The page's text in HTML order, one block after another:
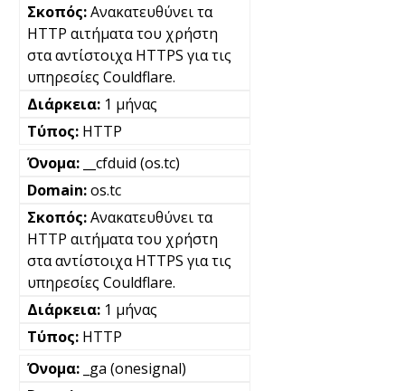
Ανακατευθύνει τα
HTTP αιτήματα του χρήστη
στα αντίστοιχα HTTPS για τις
υπηρεσίες Couldflare.
1 μήνας
HTTP
__cfduid (os.tc)
os.tc
Ανακατευθύνει τα
HTTP αιτήματα του χρήστη
στα αντίστοιχα HTTPS για τις
υπηρεσίες Couldflare.
1 μήνας
HTTP
_ga (onesignal)